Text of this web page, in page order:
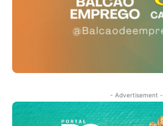
- Advertisement -